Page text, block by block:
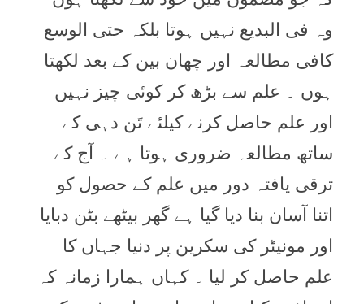
وہ فی البدیع نہیں ہوتا بلکہ حتی الوسع
کافی مطالعہ اور چھان بین کے بعد لکھتا
ہوں ۔ علم سے بڑھ کر کوئی چیز نہیں
اور علم حاصل کرنے کیلئے تَن دہی کے
ساتھ مطالعہ ضروری ہوتا ہے ۔ آج کے
ترقی یافتہ دور میں علم کے حصول کو
اتنا آسان بنا دیا گیا ہے گھر بیٹھے بٹن دبایا
اور مونیٹر کی سکرین پر دنیا جہاں کا
علم حاصل کر لیا ۔ کہاں ہمارا زمانہ کہ